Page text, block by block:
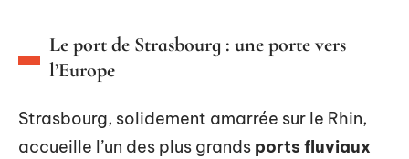
Le port de Strasbourg : une porte vers
l’Europe
Strasbourg, solidement amarrée sur le Rhin,
accueille l’un des plus grands ports fluviaux